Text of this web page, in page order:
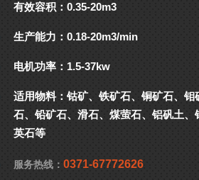
有效容积：0.35-20m3
生产能力：0.18-20m3/min
电机功率： 1.5-37kw
适用物料：钴矿、铁矿石、铜矿石、钼
石、铅矿石、滑石、煤萤石、铝矾土、
英石等
服务热线：0371-67772626